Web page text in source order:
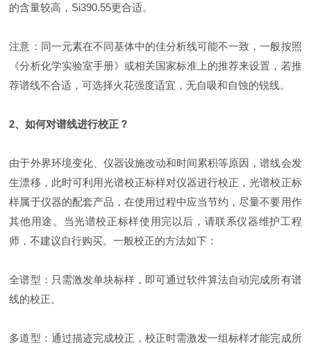
的含量较高，Si390.55更合适。
注意：同一元素在不同基体中的佳分析线可能不一致，一般按照
《分析化学实验室手册》或相关国家标准上的推荐来设置，若推
荐谱线不合适，可选择火花强度适宜，无自吸和自蚀的锐线。
2、如何对谱线进行校正？
由于外界环境变化、仪器设施改动和时间累积等原因，谱线会发
生漂移，此时可利用光谱校正标样对仪器进行校正，光谱校正标
样属于仪器的配套产品，在使用过程中应当节约，尽量不要用作
其他用途。当光谱校正标样使用完以后，请联系仪器维护工程
师，不建议自行购买。一般校正的方法如下：
全谱型：只需激发单块标样，即可通过软件算法自动完成所有谱
线的校正。
多道型：通过描迹完成校正，校正时需激发一组标样才能完成所